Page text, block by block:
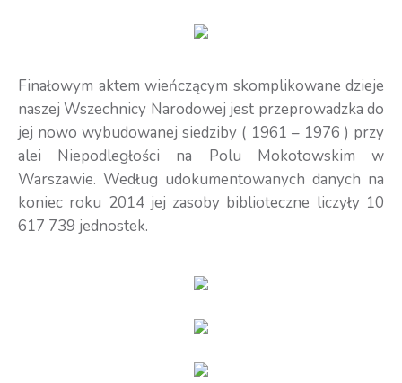
Finałowym aktem wieńczącym skomplikowane dzieje
naszej Wszechnicy Narodowej jest przeprowadzka do
jej nowo wybudowanej siedziby ( 1961 – 1976 ) przy
alei Niepodległości na Polu Mokotowskim w
Warszawie. Według udokumentowanych danych na
koniec roku 2014 jej zasoby biblioteczne liczyły 10
617 739 jednostek.